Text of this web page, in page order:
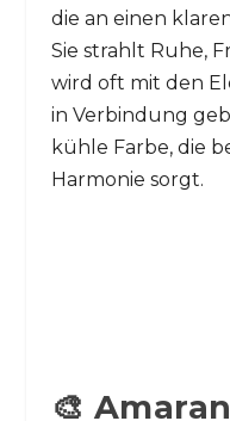
die an einen
Sie strahlt Ruhe,
wird oft mit den
in Verbindung
kühle Farbe, die
Harmonie sorgt.
🎨